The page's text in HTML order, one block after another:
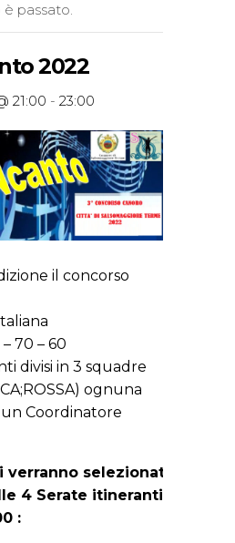
passato.
2022
21:00 - 23:00
il concorso
70 – 60
divisi in 3 squadre
ognuna
Coordinatore
verranno selezionati
4 Serate itineranti
: